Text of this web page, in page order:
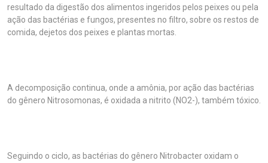
resultado da digestão dos alimentos ingeridos pelos peixes ou pela
ação das bactérias e fungos, presentes no filtro, sobre os restos de
comida, dejetos dos peixes e plantas mortas.
A decomposição continua, onde a amônia, por ação das bactérias
do gênero Nitrosomonas, é oxidada a nitrito (NO2-), também tóxico.
Seguindo o ciclo, as bactérias do gênero Nitrobacter oxidam o